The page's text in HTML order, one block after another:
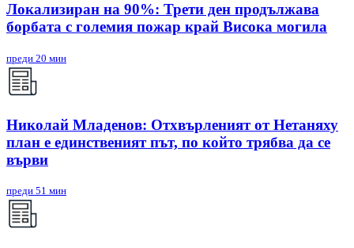
Локализиран на 90%: Трети ден продължава
борбата с големия пожар край Висока могила
преди 20 мин
Николай Младенов: Отхвърленият от Нетаняху
план е единственият път, по който трябва да се
върви
преди 51 мин